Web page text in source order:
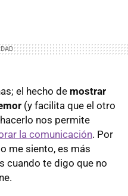
el hecho de mostrar
(y facilita que el otro
nos permite
la comunicación. Por
me siento, es más
cuando te digo que no